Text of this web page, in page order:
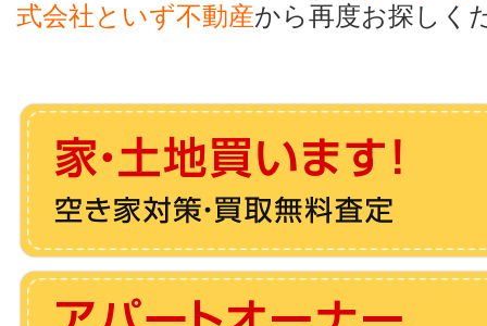
式会社といず不動産から再度お探しく